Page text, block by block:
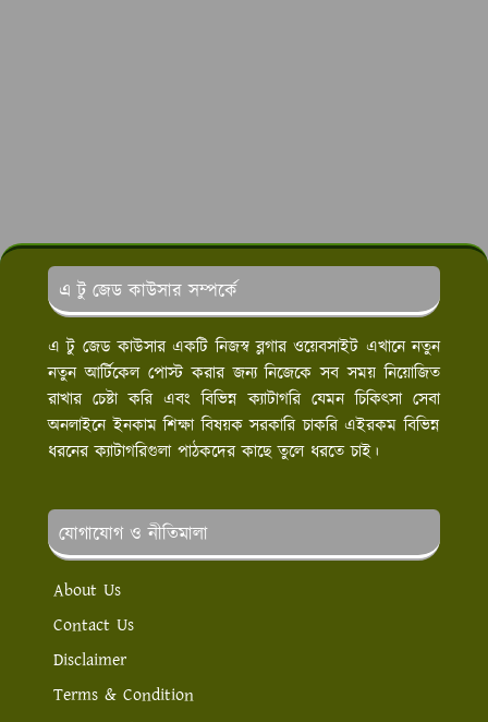
এ টু জেড কাউসার সম্পর্কে
এ টু জেড কাউসার একটি নিজস্ব ব্লগার ওয়েবসাইট এখানে নতুন
নতুন আর্টিকেল পোস্ট করার জন্য নিজেকে সব সময় নিয়োজিত
রাখার চেষ্টা করি এবং বিভিন্ন ক্যাটাগরি যেমন চিকিৎসা সেবা
অনলাইনে ইনকাম শিক্ষা বিষয়ক সরকারি চাকরি এইরকম বিভিন্ন
ধরনের ক্যাটাগরিগুলা পাঠকদের কাছে তুলে ধরতে চাই।
যোগাযোগ ও নীতিমালা
About Us
Contact Us
Disclaimer
Terms & Condition